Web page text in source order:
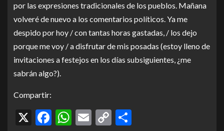
por las expresiones tradicionales de los pueblos. Mañana
volveré de nuevo a los comentarios políticos. Ya me
despido por hoy / con tantas horas gastadas, / los dejo
porque me voy / a disfrutar de mis posadas (estoy lleno de
invitaciones a festejos en los días subsiguientes, ¿me
sabrán algo?).
Compartir:
X Facebook
WhatsApp
Email
Copy